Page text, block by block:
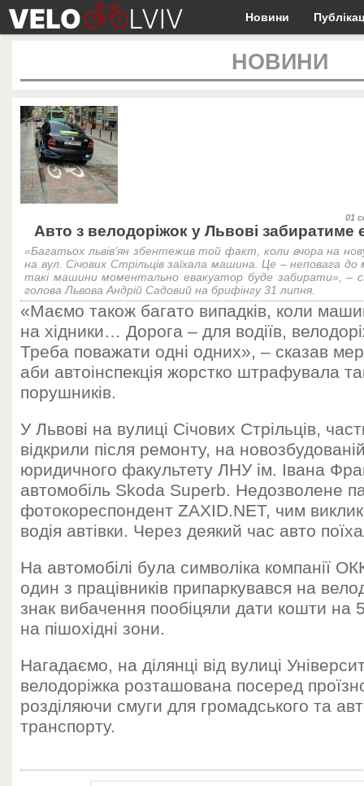
Новини
НОВИНИ
01
Авто з велодоріжок у Львові забиратиме
«Багатьох львів’ян збентежив той факт, коли вчора на
на вул. Січових Стрільців заїхала машина. Це – неповага до
такі машини моментально евакуатор буде забирати», –
голова Львова Андрій Садовий на брифінгу 31 липня.
«Маємо також багато випадків, коли
на хідники… Дорога – для водіїв,
Треба поважати одні одних», – сказав
аби автоінспекція жорстко штрафувала
порушників.
У Львові на вулиці Січових Стрільців,
відкрили після ремонту, на
юридичного факультету ЛНУ ім. Івана
автомобіль Skoda Superb. Недозволене
фотокореспондент ZAXID.NET, чим
водія автівки. Через деякий час авто
На автомобілі була символіка компанії
один з працівників припаркувався на
знак вибачення пообіцяли дати кошти на
на пішохідні зони.
Нагадаємо, на ділянці від вулиці
велодоріжка розташована посеред
розділяючи смуги для громадського та
транспорту.